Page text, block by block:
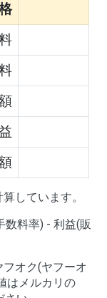
しています。
数料率) - 利益(販
オク(ヤフーオ
はメルカリの